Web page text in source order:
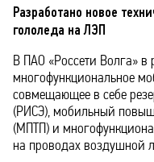
Разработано новое
гололеда на ЛЭП
В ПАО «Россети Волга»
многофункциональное
совмещающее в себе
(РИСЭ), мобильный
(МПТП) и
на проводах воздушной